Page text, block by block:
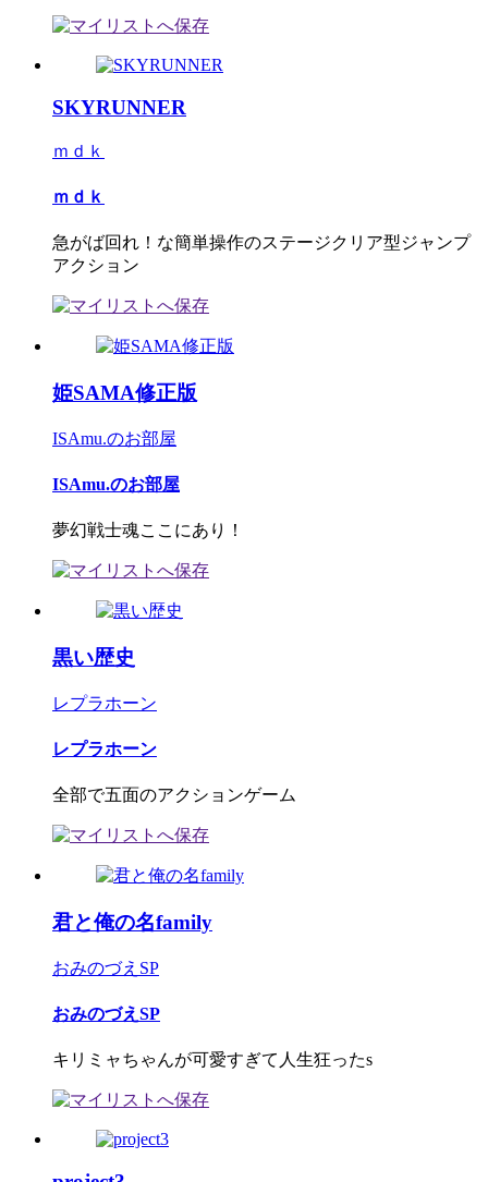
SKYRUNNER
ｍｄｋ
ｍｄｋ
急がば回れ！な簡単操作のステージクリア型ジャンプ
アクション
姫SAMA修正版
ISAmu.のお部屋
ISAmu.のお部屋
夢幻戦士魂ここにあり！
黒い歴史
レプラホーン
レプラホーン
全部で五面のアクションゲーム
君と俺の名family
おみのづえSP
おみのづえSP
キリミャちゃんが可愛すぎて人生狂ったs